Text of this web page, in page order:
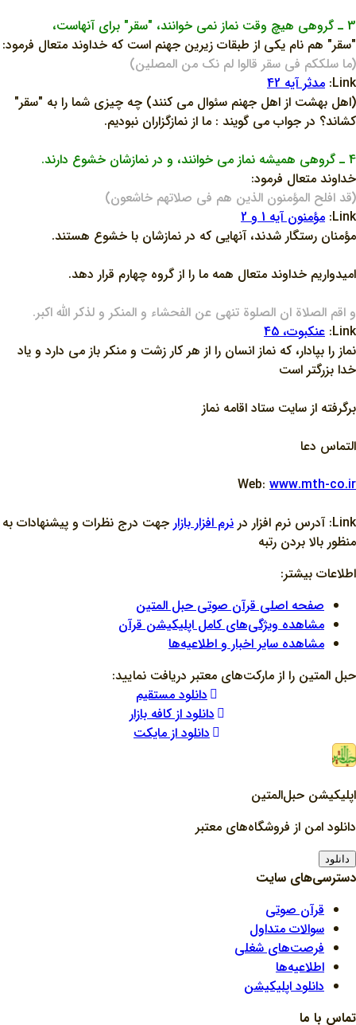
3 ـ گروهي هيچ وقت نماز نمي خوانند، "سقر" براي آنهاست،
"سقر" هم نام يکي از طبقات زيرين جهنم است که خداوند متعال فرمود:
(ما سلککم في سقر قالوا لم نک من المصلين)
Link: مدثر آيه 42
(اهل بهشت از اهل جهنم سئوال مي کنند) چه چيزي شما را به "سقر"
کشاند؟ در جواب مي گويند : ما از نمازگزاران نبوديم.
4 ـ گروهي هميشه نماز مي خوانند، و در نمازشان خشوع دارند.
خداوند متعال فرمود:
(قد افلح المؤمنون الذين هم في صلاتهم خاشعون)
Link: مؤمنون آيه 1 و 2
مؤمنان رستگار شدند، آنهايي که در نمازشان با خشوع هستند.
اميدواريم خداوند متعال همه ما را از گروه چهارم قرار دهد.
و اقم الصلاة ان الصلوة تنهي عن الفحشاء و المنکر و لذکر الله اکبر.
Link: عنکبوت، 45
نماز را بپادار، که نماز انسان را از هر کار زشت و منکر باز مي دارد و ياد
خدا بزرگتر است
برگرفته از سايت ستاد اقامه نماز
التماس دعا
Web: www.mth-co.ir
Link: آدرس نرم افزار در
نرم افزار بازار جهت درج نظرات و پيشنهادات به
منظور بالا بردن رتبه
اطلاعات بیشتر:
صفحه اصلی قرآن صوتی حبل المتین
مشاهده ویژگی‌های کامل اپلیکیشن قرآن
مشاهده سایر اخبار و اطلاعیه‌ها
حبل المتین را از مارکت‌های معتبر دریافت نمایید:
دانلود مستقیم
دانلود از کافه بازار
دانلود از مایکت
اپلیکیشن حبل‌المتین
دانلود امن از فروشگاه‌های معتبر
دانلود
دسترسی‌های سایت
قرآن صوتی
سوالات متداول
فرصت‌های شغلی
اطلاعیه‌ها
دانلود اپلیکیشن
تماس با ما